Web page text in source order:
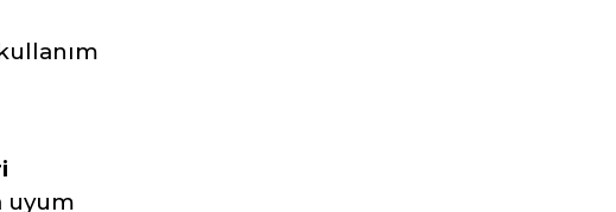
uyum